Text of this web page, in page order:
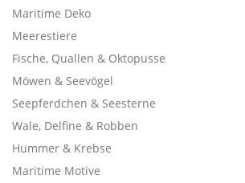
Maritime Deko
Meerestiere
Fische, Quallen & Oktopusse
Möwen & Seevögel
Seepferdchen & Seesterne
Wale, Delfine & Robben
Hummer & Krebse
Maritime Motive